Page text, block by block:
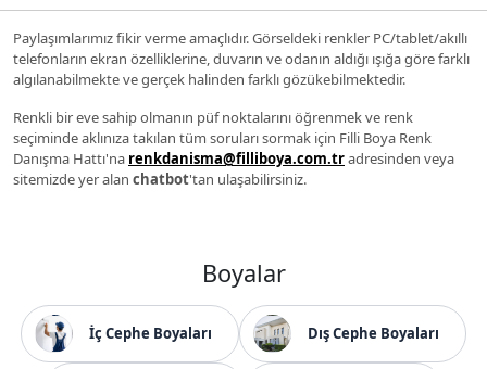
Paylaşımlarımız fikir verme amaçlıdır. Görseldeki renkler PC/tablet/akıllı
telefonların ekran özelliklerine, duvarın ve odanın aldığı ışığa göre farklı
algılanabilmekte ve gerçek halinden farklı gözükebilmektedir.
Renkli bir eve sahip olmanın püf noktalarını öğrenmek ve renk
seçiminde aklınıza takılan tüm soruları sormak için Filli Boya Renk
Danışma Hattı'na renkdanisma@filliboya.com.tradresinden veya
sitemizde yer alan chatbot'tan ulaşabilirsiniz.
Boyalar
İç Cephe Boyaları Dış Cephe Boyaları